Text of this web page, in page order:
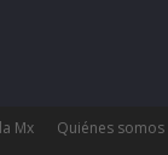
Mx Quiénes somos